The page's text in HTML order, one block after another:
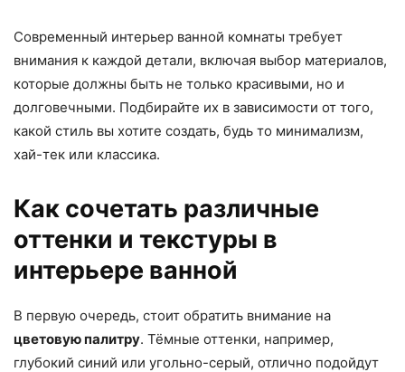
Современный интерьер ванной комнаты требует
внимания к каждой детали, включая выбор материалов,
которые должны быть не только красивыми, но и
долговечными. Подбирайте их в зависимости от того,
какой стиль вы хотите создать, будь то минимализм,
хай-тек или классика.
Как сочетать различные
оттенки и текстуры в
интерьере ванной
В первую очередь, стоит обратить внимание на
цветовую палитру. Тёмные оттенки, например,
глубокий синий или угольно-серый, отлично подойдут